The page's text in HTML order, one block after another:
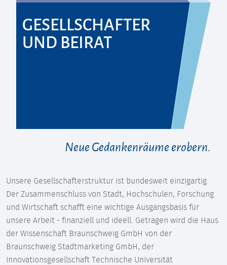
GESELLSCHAFTER
UND BEIRAT
Neue Gedankenräume erobern.
Unsere Gesellschafterstruktur ist bundesweit einzigartig.
Der Zusammenschluss von Stadt, Hochschulen, Forschung
und Wirtschaft schafft eine wichtige Ausgangsbasis für
unsere Arbeit - finanziell und ideell. Getragen wird die Haus
der Wissenschaft Braunschweig GmbH von der
Braunschweig Stadtmarketing GmbH, der
Innovationsgesellschaft Technische Universität